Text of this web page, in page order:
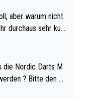
aber warum nicht
des Weltm
? Bitte den A